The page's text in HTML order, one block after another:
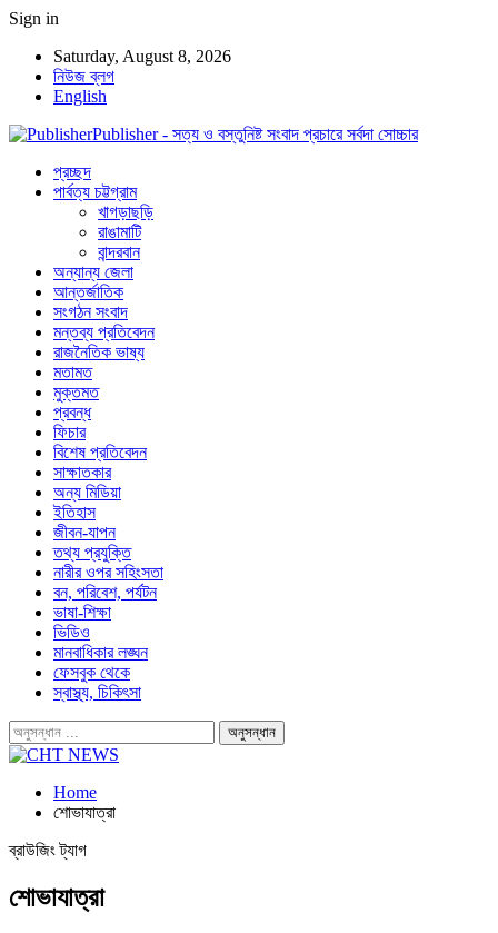
Sign in
Saturday, August 8, 2026
নিউজ ব্লগ
English
Publisher - সত্য ও বস্তুনিষ্ট সংবাদ প্রচারে সর্বদা সোচ্চার
প্রচ্ছদ
পার্বত্য চট্টগ্রাম
খাগড়াছড়ি
রাঙামাটি
বান্দরবান
অন্যান্য জেলা
আন্তর্জাতিক
সংগঠন সংবাদ
মন্তব্য প্রতিবেদন
রাজনৈতিক ভাষ্য
মতামত
মুক্তমত
প্রবন্ধ
ফিচার
বিশেষ প্রতিবেদন
সাক্ষাতকার
অন্য মিডিয়া
ইতিহাস
জীবন-যাপন
তথ্য প্রযুক্তি
নারীর ওপর সহিংসতা
বন, পরিবেশ, পর্যটন
ভাষা-শিক্ষা
ভিডিও
মানবাধিকার লঙ্ঘন
ফেসবুক থেকে
স্বাস্থ্য, চিকিৎসা
Home
শোভাযাত্রা
ব্রাউজিং ট্যাগ
শোভাযাত্রা